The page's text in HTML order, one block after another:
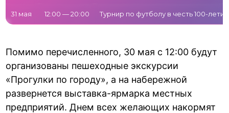
31 мая 12:00 — 20:00 Турнир по футболу в честь 100-
Помимо перечисленного, 30 мая с 12:00 будут
организованы пешеходные экскурсии
«Прогулки по городу», а на набережной
развернется выставка-ярмарка местных
предприятий. Днем всех желающих накормят